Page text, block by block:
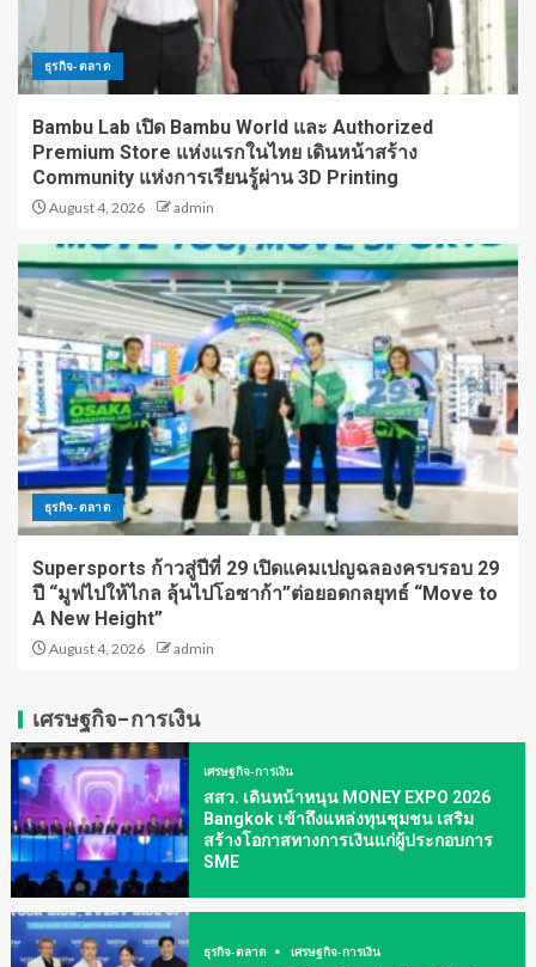
ธุรกิจ-ตลาด
Bambu Lab เปิด Bambu World และ Authorized
Premium Store แห่งแรกในไทย เดินหน้าสร้าง
Community แห่งการเรียนรู้ผ่าน 3D Printing
August 4, 2026 admin
ธุรกิจ-ตลาด
Supersports ก้าวสู่ปีที่ 29 เปิดแคมเปญฉลองครบรอบ 29
ปี “มูฟไปให้ไกล ลุ้นไปโอซาก้า”ต่อยอดกลยุทธ์ “Move to
A New Height”
August 4, 2026 admin
เศรษฐกิจ-การเงิน
เศรษฐกิจ-การเงิน
สสว. เดินหน้าหนุน MONEY EXPO 2026
Bangkok เข้าถึงแหล่งทุนชุมชน เสริม
สร้างโอกาสทางการเงินแก่ผู้ประกอบการ
SME
ธุรกิจ-ตลาด เศรษฐกิจ-การเงิน